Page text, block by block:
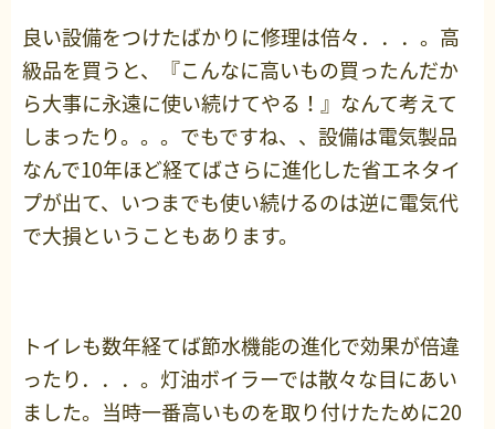
良い設備をつけたばかりに修理は倍々．．．。高
級品を買うと、『こんなに高いもの買ったんだか
ら大事に永遠に使い続けてやる！』なんて考えて
しまったり。。。でもですね、、設備は電気製品
なんで10年ほど経てばさらに進化した省エネタイ
プが出て、いつまでも使い続けるのは逆に電気代
で大損ということもあります。
トイレも数年経てば節水機能の進化で効果が倍違
ったり．．．。灯油ボイラーでは散々な目にあい
ました。当時一番高いものを取り付けたために20